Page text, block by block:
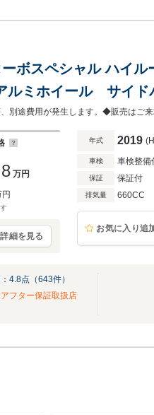
ボスペシャル ハイル
ルミホイール サイ
オートステップ 衝
トライト 横滑防止
万円
詳細を見る
年式 2019
車検 車検整備
保証 保証付
排気量 660CC
お気に入り追
4.8点（643件）
フター保証取扱店